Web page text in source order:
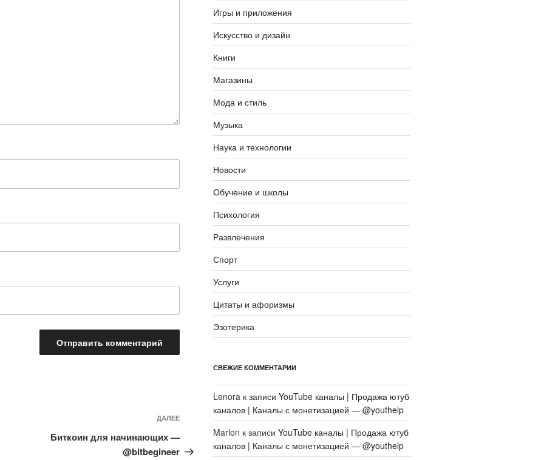
Следующая
запись
ДАЛЕЕ
Биткоин для начинающих —
@bitbegineer
Игры и приложения
Искусство и дизайн
Книги
Магазины
Мода и стиль
Музыка
Наука и технологии
Новости
Обучение и школы
Психология
Развлечения
Спорт
Услуги
Цитаты и афоризмы
Эзотерика
СВЕЖИЕ КОММЕНТАРИИ
Lenoraк записи YouTube каналы | Продажа ютуб
каналов | Каналы с монетизацией — @youthelp
Marlon к записи YouTube каналы | Продажа ютуб
каналов | Каналы с монетизацией — @youthelp